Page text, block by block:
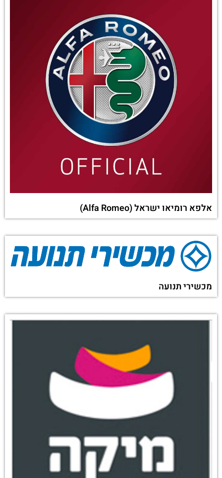
אלפא רומיאו ישראל (Alfa Romeo)
מכשירי תנועה